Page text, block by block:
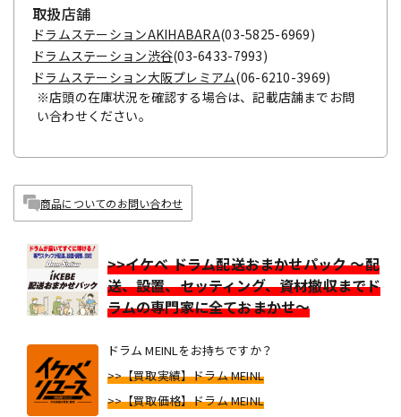
取扱店舗
ドラムステーションAKIHABARA(03-5825-6969)
ドラムステーション渋谷(03-6433-7993)
ドラムステーション大阪プレミアム(06-6210-3969)
※店頭の在庫状況を確認する場合は、記載店舗までお問
い合わせください。
商品についてのお問い合わせ
>>イケベ ドラム配送おまかせパック ～配
送、設置、セッティング、資材撤収までド
ラムの専門家に全ておまかせ～
ドラム MEINLをお持ちですか？
>>【買取実績】ドラム MEINL
>>【買取価格】ドラム MEINL